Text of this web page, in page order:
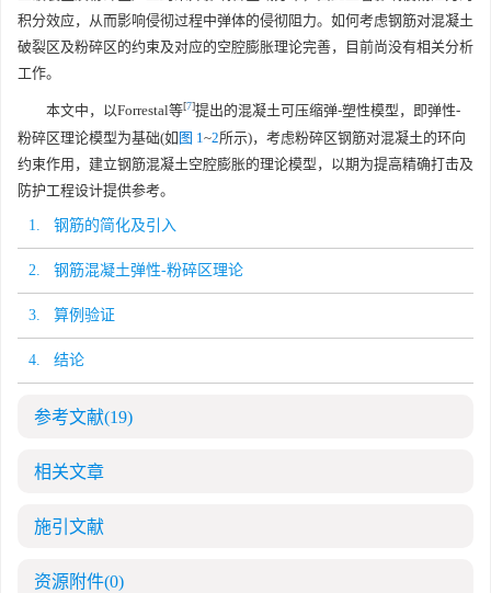
积分效应，从而影响侵彻过程中弹体的侵彻阻力。如何考虑钢筋对混凝土
破裂区及粉碎区的约束及对应的空腔膨胀理论完善，目前尚没有相关分析
工作。
本文中，以Forrestal等[7]提出的混凝土可压缩弹-塑性模型，即弹性-
粉碎区理论模型为基础(如 图 1~2所示)，考虑粉碎区钢筋对混凝土的环向
约束作用，建立钢筋混凝土空腔膨胀的理论模型，以期为提高精确打击及
防护工程设计提供参考。
1. 钢筋的简化及引入
2. 钢筋混凝土弹性-粉碎区理论
3. 算例验证
4. 结论
参考文献(19)
相关文章
施引文献
资源附件(0)